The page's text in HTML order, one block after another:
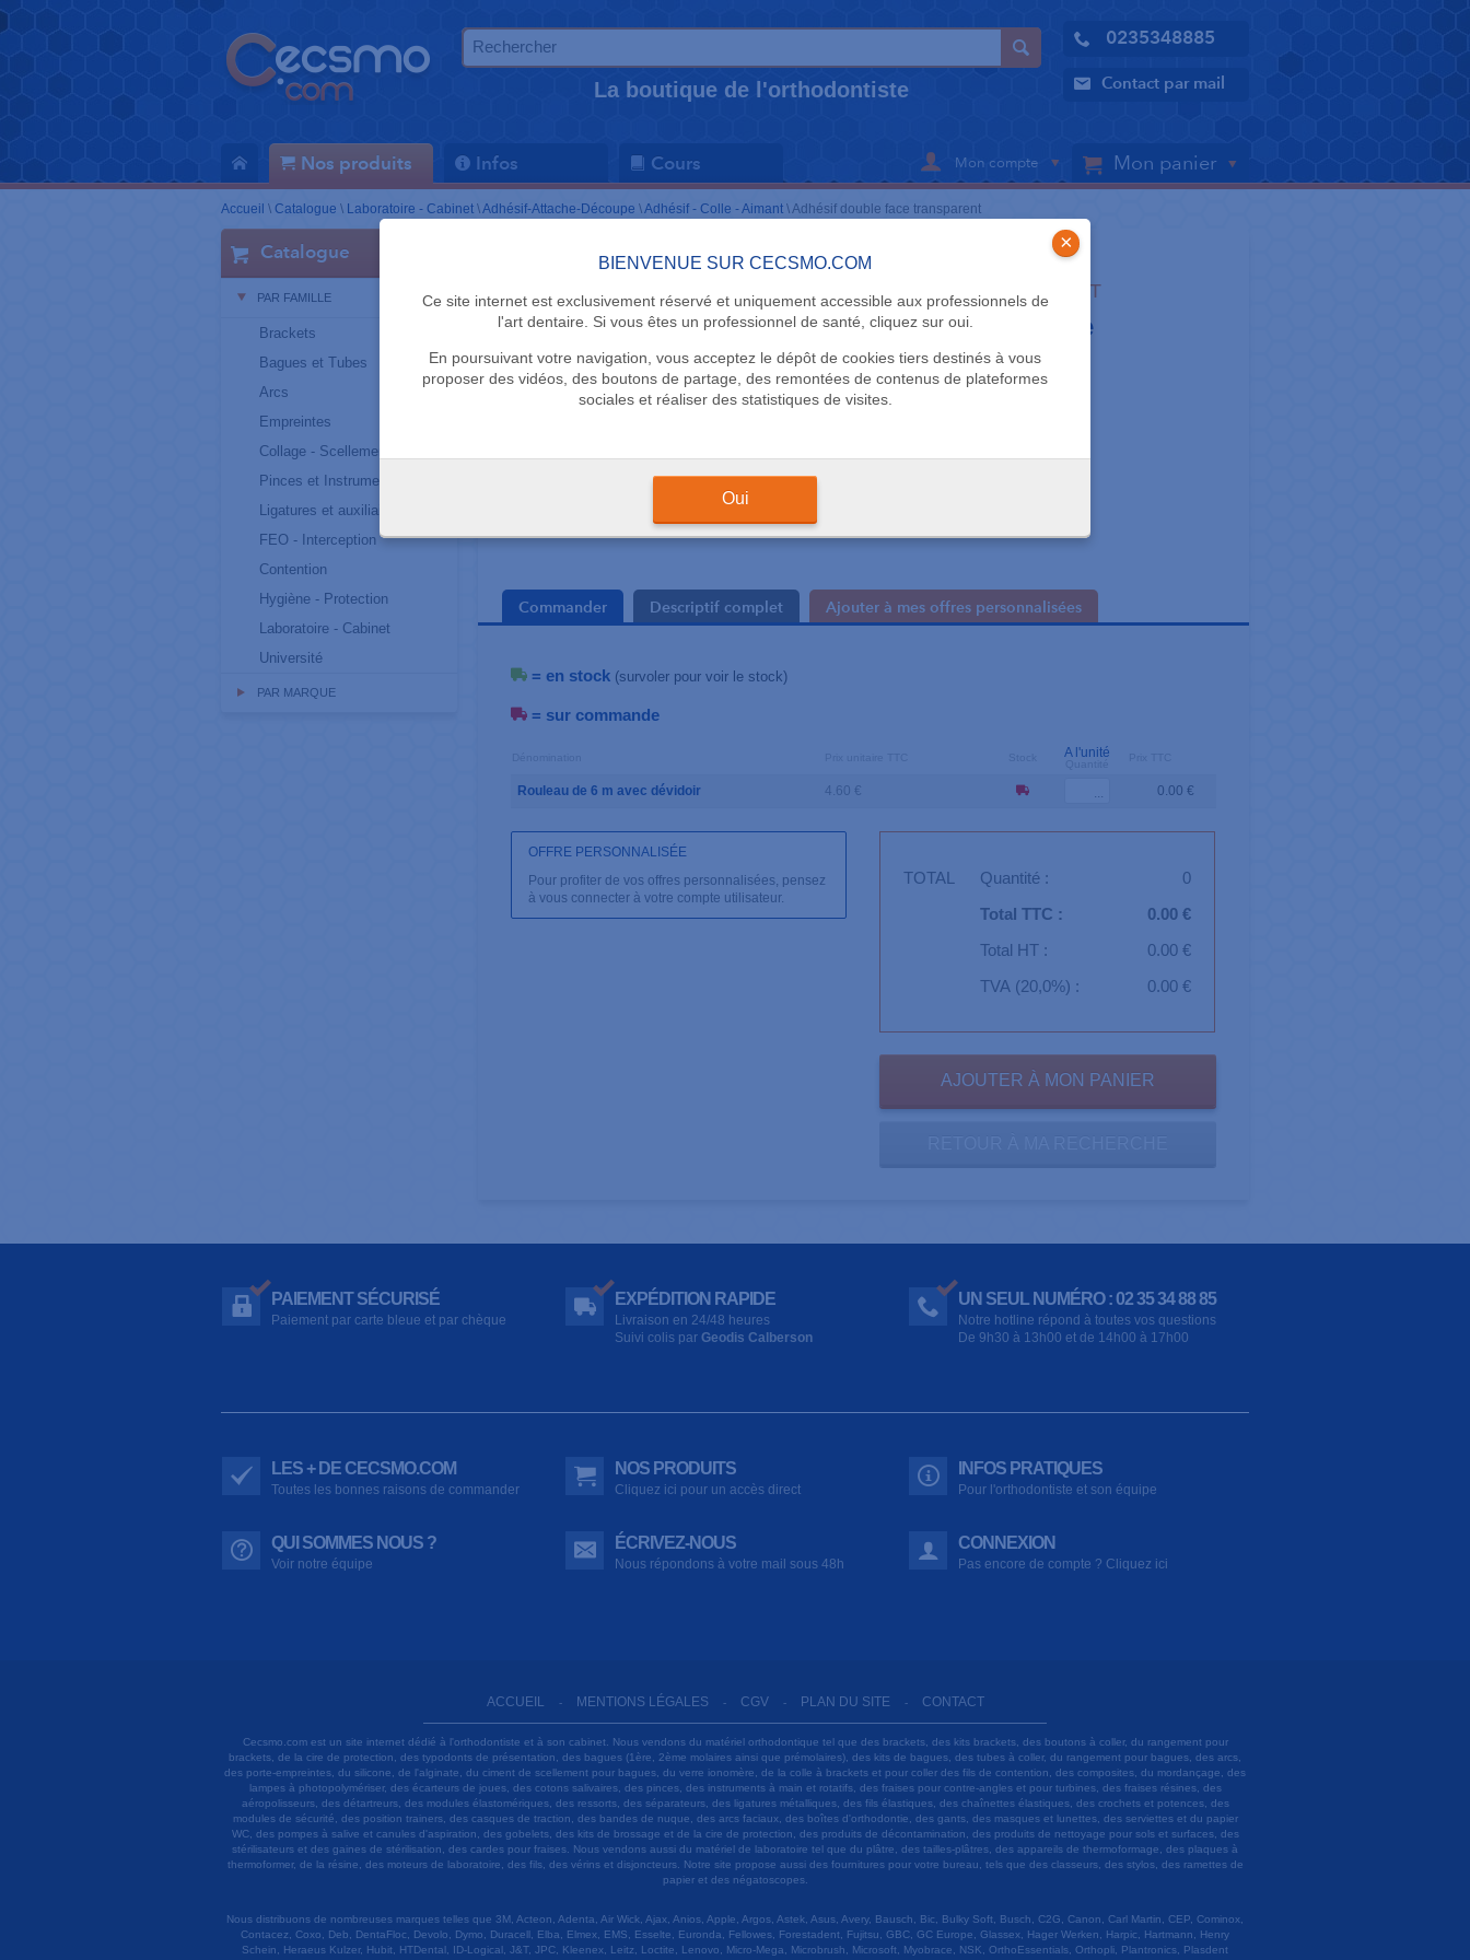
La boutique de l'orthodontiste
0235348885
Contact par mail
Nos produits Infos Cours Mon compte Mon panier
BIENVENUE SUR CECSMO.COM
Ce site internet est exclusivement réservé et uniquement accessible aux professionnels de
l'art dentaire. Si vous êtes un professionnel de santé, cliquez sur oui.
En poursuivant votre navigation, vous acceptez le dépôt de cookies tiers destinés à vous
proposer des vidéos, des boutons de partage, des remontées de contenus de plateformes
sociales et réaliser des statistiques de visites.
×
Oui
Accueil \ Catalogue \ Laboratoire - Cabinet \Adhésif-Attache-Découpe \Adhésif - Colle - Aimant \Adhésif double face transparent
Catalogue
PAR FAMILLE
Brackets
Bagues et Tubes
Arcs
Empreintes
Collage - Scellement
Pinces et Instruments
Ligatures et auxiliaires
FEO - Interception
Contention
Hygiène - Protection
Laboratoire - Cabinet
Université
PAR MARQUE
ADHÉSIF - COLLE - AIMANT
Adhésif double face
transparent
Scotch
Commander Descriptif complet Ajouter à mes offres personnalisées
= en stock (survoler pour voir le stock)
= sur commande
A l'unité
Rouleau de 6 m avec dévidoir 4.60 € 0.00 €
OFFRE PERSONNALISÉE
Pour profiter de vos offres personnalisées, pensez
à vous connecter à votre compte utilisateur.
TOTAL Quantité :
0
Total TTC :
0.00 €
Total HT :
0.00 €
TVA (20,0%) :
0.00 €
PAIEMENT SÉCURISÉ
Paiement par carte bleue et par chèque
EXPÉDITION RAPIDE
Livraison en 24/48 heures
Suivi colis par Geodis Calberson
UN SEUL NUMÉRO : 02 35 34 88 85
Notre hotline répond à toutes vos questions
De 9h30 à 13h00 et de 14h00 à 17h00
LES + DE CECSMO.COM
Toutes les bonnes raisons de commander
NOS PRODUITS
Cliquez ici pour un accès direct
INFOS PRATIQUES
Pour l'orthodontiste et son équipe
QUI SOMMES NOUS ?
Voir notre équipe
ÉCRIVEZ-NOUS
Nous répondons à votre mail sous 48h
CONNEXION
Pas encore de compte ? Cliquez ici
ACCUEIL - MENTIONS LÉGALES - CGV - PLAN DU SITE - CONTACT
Cecsmo.com est un site internet dédié à l'orthodontiste et à son cabinet. Nous vendons du matériel orthodontique tel que des brackets, des kits brackets, des boutons à coller, du rangement pour
brackets, de la cire de protection, des typodonts de présentation, des bagues (1ère, 2ème molaires ainsi que prémolaires), des kits de bagues, des tubes à coller, du rangement pour bagues, des arcs,
des porte-empreintes, du silicone, de l'alginate, du ciment de scellement pour bagues, du verre ionomère, de la colle à brackets et pour coller des fils de contention, des composites, du mordançage, des
lampes à photopolymériser, des écarteurs de joues, des cotons salivaires, des pinces, des instruments à main et rotatifs, des fraises pour contre-angles et pour turbines, des fraises résines, des
aéropolisseurs, des détartreurs, des modules élastomériques, des ressorts, des séparateurs, des ligatures métalliques, des fils élastiques, des chaînettes élastiques, des crochets et potences, des
modules de sécurité, des position trainers, des casques de traction, des bandes de nuque, des arcs faciaux, des boîtes d'orthodontie, des gants, des masques et lunettes, des serviettes et du papier
WC, des pompes à salive et canules d'aspiration, des gobelets, des kits de brossage et de la cire de protection, des produits de décontamination, des produits de nettoyage pour sols et surfaces, des
stérilisateurs et des gaines de stérilisation, des cardes pour fraises. Nous vendons aussi du matériel de laboratoire tel que du plâtre, des tailles-plâtres, des appareils de thermoformage, des plaques à
thermoformer, de la résine, des moteurs de laboratoire, des fils, des vérins et disjoncteurs. Notre site propose aussi des fournitures pour votre bureau, tels que des classeurs, des stylos, des ramettes de
papier et des négatoscopes.
Nous distribuons de nombreuses marques telles que 3M, Acteon, Adenta, Air Wick, Ajax, Anios, Apple, Argos, Astek, Asus, Avery, Bausch, Bic, Bulky Soft, Busch, C2G, Canon, Carl Martin, CEP, Cominox,
Contacez, Coxo, Deb, DentaFloc, Devolo, Dymo, Duracell, Elba, Elmex, EMS, Esselte, Euronda, Fellowes, Forestadent, Fujitsu, GBC, GC Europe, Glassex, Hager Werken, Harpic, Hartmann, Henry
Schein, Heraeus Kulzer, Hubit, HTDental, ID-Logical, J&T, JPC, Kleenex, Leitz, Loctite, Lenovo, Micro-Mega, Microbrush, Microsoft, Myobrace, NSK, OrthoEssentials, Orthopli, Plantronics, Plasdent